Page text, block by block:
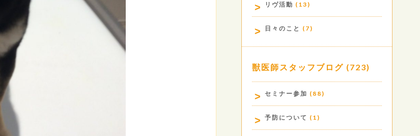
リヴ活動 (13)
日々のこと (7)
獣医師スタッフブログ (723)
セミナー参加 (88)
予防について (1)